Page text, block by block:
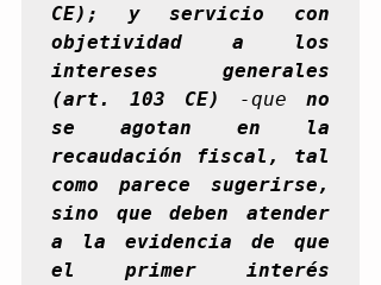
CE); y servicio con
objetividad a los
intereses generales
(art. 103 CE)
-que no
se agotan en la
recaudación fiscal, tal
como parece sugerirse,
sino que deben atender
a la evidencia de que
el primer interés